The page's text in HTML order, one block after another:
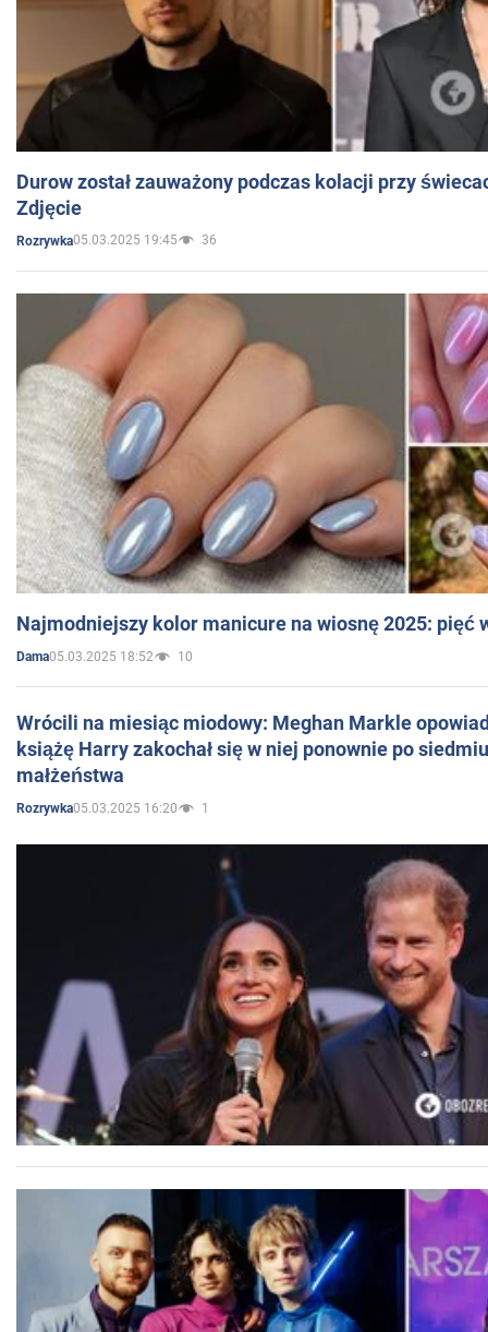
Durow został zauważony podczas kolacji przy
Zdjęcie
Rozrywka05.03.2025 19:45 36
Najmodniejszy kolor manicure na wiosnę 2025: pięć
Dama05.03.2025 18:52 10
Wrócili na miesiąc miodowy: Meghan Markle
książę Harry zakochał się w niej ponownie po
małżeństwa
Rozrywka05.03.2025 16:20 1